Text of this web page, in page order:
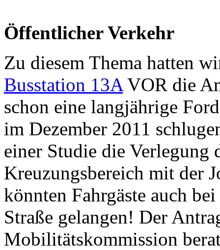
Öffentlicher Verkehr
Zu diesem Thema hatten
Busstation 13AVOR die
schon eine langjährige
im Dezember 2011
einer Studie die Verlegung
Kreuzungsbereich mit der
könnten Fahrgäste auch
Straße gelangen! Der
Mobilitätskommission